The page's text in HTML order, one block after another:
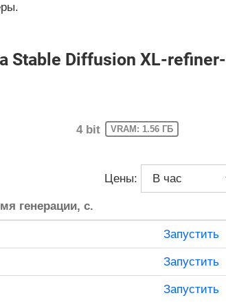
Stable Diffusion XL-refiner-
4 bit VRAM: 1.56 ГБ
Цены:
генерации, с.
Запустить
Запустить
Запустить